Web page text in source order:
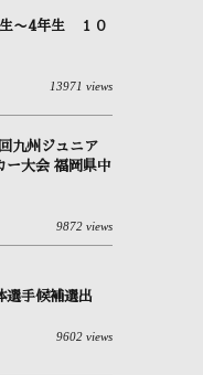
〜4年生 １０
13971 views
九州ジュニア
ー大会 福岡県中
9872 views
選手候補選出
9602 views